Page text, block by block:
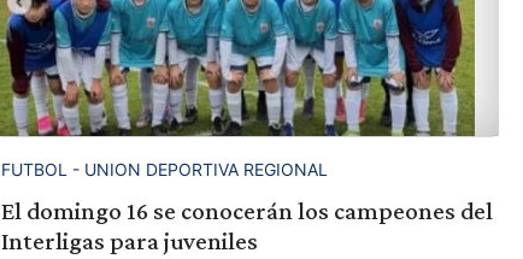
FUTBOL - UNION DEPORTIVA REGIONAL
El domingo 16 se conocerán los campeones del
Interligas para juveniles